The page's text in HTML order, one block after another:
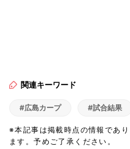
関連キーワード
#広島カープ #試合結果
※本記事は掲載時点の情報であ
ます。予めご了承ください。